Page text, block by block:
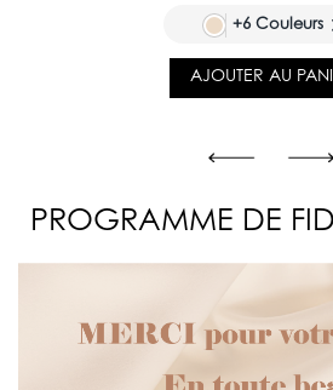
+6 Couleurs
AJOUTER AU
PROGRAMME DE